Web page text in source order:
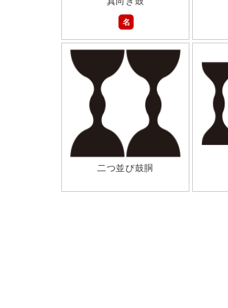
名
二つ並び鼓胴